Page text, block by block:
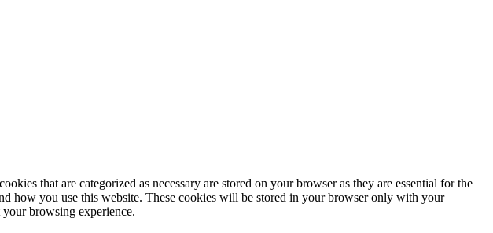
that are categorized as necessary are stored on your browser as they are essential for the
how you use this website. These cookies will be stored in your browser only with your
browsing experience.